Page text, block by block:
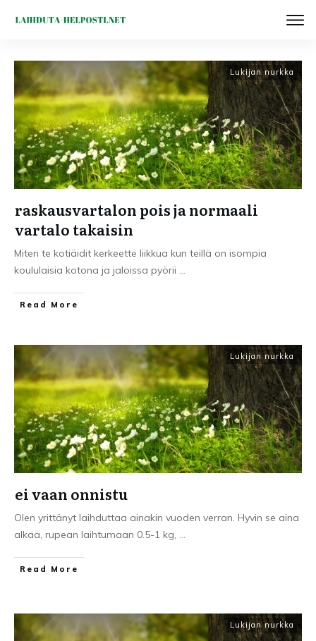
Lukijan nurkka
raskausvartalon pois ja normaali
vartalo takaisin
Miten te kotiäidit kerkeette liikkua kun teillä on isompia
koululaisia kotona ja jaloissa pyörii ...
Read More
Lukijan nurkka
ei vaan onnistu
Olen yrittänyt laihduttaa ainakin vuoden verran. Hyvin se aina
alkaa, rupean laihtumaan 0.5-1 kg, ...
Read More
Lukijan nurkka